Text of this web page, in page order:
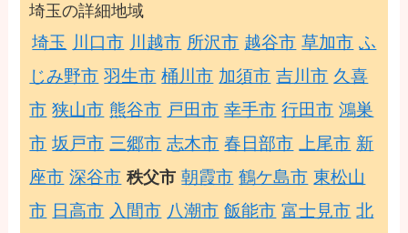
埼玉の詳細地域
埼玉 川口市 川越市 所沢市 越谷市 草加市 ふ
じみ野市 羽生市 桶川市 加須市 吉川市 久喜
市 狭山市 熊谷市 戸田市 幸手市 行田市 鴻巣
市 坂戸市 三郷市 志木市 春日部市 上尾市 新
座市 深谷市 秩父市 朝霞市 鶴ケ島市 東松山
市 日高市 入間市 八潮市 飯能市 富士見市 北